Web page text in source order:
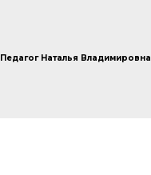
Педагог Наталья Владимировна